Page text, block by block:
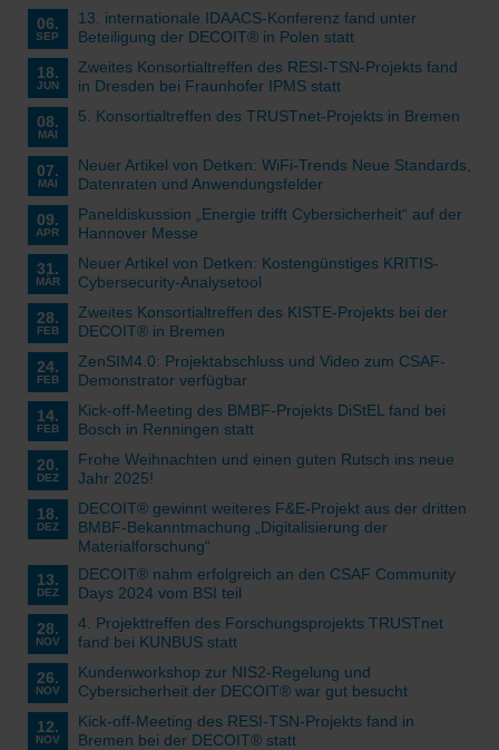
06.
SEP
13. internationale IDAACS-Konferenz fand unter
Beteiligung der DECOIT® in Polen statt
18.
JUN
Zweites Konsortialtreffen des RESI-TSN-Projekts fand
in Dresden bei Fraunhofer IPMS statt
08.
MAI
5. Konsortialtreffen des TRUSTnet-Projekts in Bremen
07.
MAI
Neuer Artikel von Detken: WiFi-Trends Neue Standards,
Datenraten und Anwendungsfelder
09.
APR
Paneldiskussion „Energie trifft Cybersicherheit“ auf der
Hannover Messe
31.
MÄR
Neuer Artikel von Detken: Kostengünstiges KRITIS-
Cybersecurity-Analysetool
28.
FEB
Zweites Konsortialtreffen des KISTE-Projekts bei der
DECOIT® in Bremen
24.
FEB
ZenSIM4.0: Projektabschluss und Video zum CSAF-
Demonstrator verfügbar
14.
FEB
Kick-off-Meeting des BMBF-Projekts DiStEL fand bei
Bosch in Renningen statt
20.
DEZ
Frohe Weihnachten und einen guten Rutsch ins neue
Jahr 2025!
18.
DEZ
DECOIT® gewinnt weiteres F&E-Projekt aus der dritten
BMBF-Bekanntmachung „Digitalisierung der
Materialforschung“
13.
DEZ
DECOIT® nahm erfolgreich an den CSAF Community
Days 2024 vom BSI teil
28.
NOV
4. Projekttreffen des Forschungsprojekts TRUSTnet
fand bei KUNBUS statt
26.
NOV
Kundenworkshop zur NIS2-Regelung und
Cybersicherheit der DECOIT® war gut besucht
12.
NOV
Kick-off-Meeting des RESI-TSN-Projekts fand in
Bremen bei der DECOIT® statt